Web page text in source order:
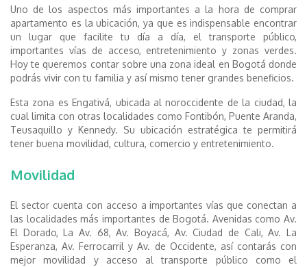
Uno de los aspectos más importantes a la hora de comprar
apartamento es la ubicación, ya que es indispensable encontrar
un lugar que facilite tu día a día, el transporte público,
importantes vías de acceso, entretenimiento y zonas verdes.
Hoy te queremos contar sobre una zona ideal en Bogotá donde
podrás vivir con tu familia y así mismo tener grandes beneficios.
Esta zona es Engativá, ubicada al noroccidente de la ciudad, la
cual limita con otras localidades como Fontibón, Puente Aranda,
Teusaquillo y Kennedy. Su ubicación estratégica te permitirá
tener buena movilidad, cultura, comercio y entretenimiento.
Movilidad
El sector cuenta con acceso a importantes vías que conectan a
las localidades más importantes de Bogotá. Avenidas como Av.
El Dorado, La Av. 68, Av. Boyacá, Av. Ciudad de Cali, Av. La
Esperanza, Av. Ferrocarril y Av. de Occidente, así contarás con
mejor movilidad y acceso al transporte público como el